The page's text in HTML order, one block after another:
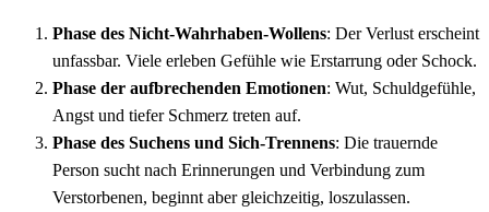
Phase des Nicht-Wahrhaben-Wollens: Der Verlust erscheint
unfassbar. Viele erleben Gefühle wie Erstarrung oder Schock.
Phase der aufbrechenden Emotionen: Wut, Schuldgefühle,
Angst und tiefer Schmerz treten auf.
Phase des Suchens und Sich-Trennens: Die trauernde
Person sucht nach Erinnerungen und Verbindung zum
Verstorbenen, beginnt aber gleichzeitig, loszulassen.